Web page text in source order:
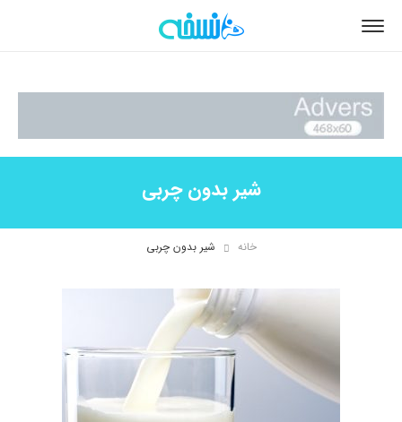
شیر بدون چربی
خانه شیر بدون چربی